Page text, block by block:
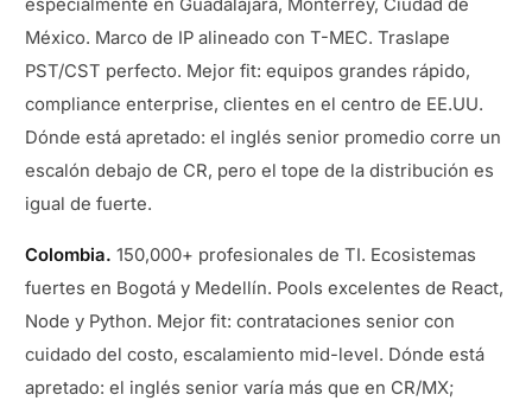
especialmente en Guadalajara, Monterrey, Ciudad de
México. Marco de IP alineado con T-MEC. Traslape
PST/CST perfecto. Mejor fit: equipos grandes rápido,
compliance enterprise, clientes en el centro de EE.UU.
Dónde está apretado: el inglés senior promedio corre un
escalón debajo de CR, pero el tope de la distribución es
igual de fuerte.
Colombia. 150,000+ profesionales de TI. Ecosistemas
fuertes en Bogotá y Medellín. Pools excelentes de React,
Node y Python. Mejor fit: contrataciones senior con
cuidado del costo, escalamiento mid-level. Dónde está
apretado: el inglés senior varía más que en CR/MX;